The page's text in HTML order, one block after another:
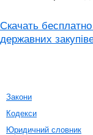
Скачать
державних
Закони
Кодекси
Юридичний словник